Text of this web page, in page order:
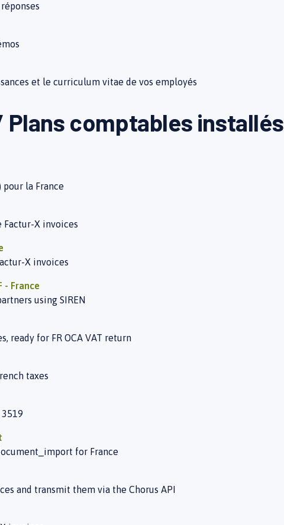
et le curriculum vitae de vos employés
comptables installés
pour la France
X invoices
X invoices
- France
using SIREN
ready for FR OCA VAT return
taxes
for France
and transmit them via the Chorus API